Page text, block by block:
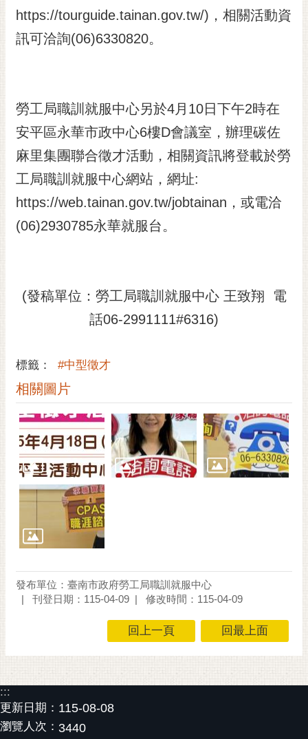
English
日
隱
私
權
及
安
全
政
策
告
市
府
交
通
位
置
https://tourguide.tainan.gov.tw/)，相關活動資
訊可洽詢(06)6330820。
勞工局職訓就服中心另於4月10日下午2時在
安平區永華市政中心6樓D會議室，辦理碳佐
麻里集團聯合徵才活動，相關資訊將登載於勞
工局職訓就服中心網站，網址:
https://web.tainan.gov.tw/jobtainan，或電洽
(06)2930785永華就服台。
(發稿單位：勞工局職訓就服中心 王致翔 電
話06-2991111#6316)
標籤： #中型徵才
相關圖片
發布單位：臺南市政府勞工局職訓就服中心
刊登日期：115-04-09
修改時間：115-04-09
回上一頁 回最上面
:::
更新日期： 115-08-08
瀏覽人次： 3440